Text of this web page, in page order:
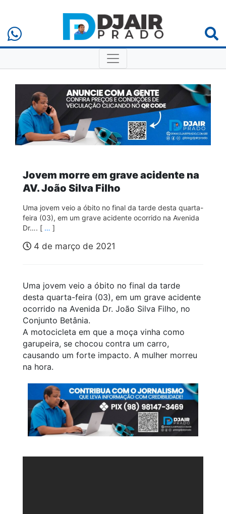
Jovem morre em grave acidente na
AV. João Silva Filho
Uma jovem veio a óbito no final da tarde desta quarta-
feira (03), em um grave acidente ocorrido na Avenida
Dr…. [ … ]
4 de março de 2021
Uma jovem veio a óbito no final da tarde
desta quarta-feira (03), em um grave acidente
ocorrido na Avenida Dr. João Silva Filho, no
Conjunto Betânia.
A motocicleta em que a moça vinha como
garupeira, se chocou contra um carro,
causando um forte impacto. A mulher morreu
na hora.